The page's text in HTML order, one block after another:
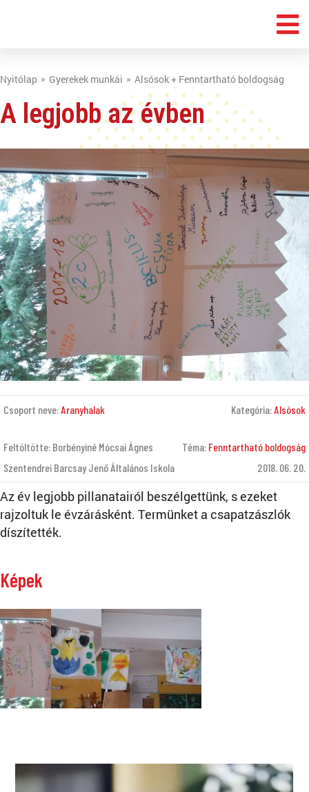
Nyitólap Gyerekek munkái Alsósok + Fenntartható boldogság
A legjobb az évben
Csoport neve:Aranyhalak
Feltöltötte: Borbényiné Mócsai Ágnes
Szentendrei Barcsay Jenő Általános Iskola
Kategória:Alsósok
Téma: Fenntartható boldogság
2018. 06. 20.
Az év legjobb pillanatairól beszélgettünk, s ezeket
rajzoltuk le évzárásként. Termünket a csapatzászlók
díszítették.
Képek